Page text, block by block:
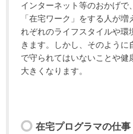
インターネット等のおかげで
「在宅ワーク」をする人が
れぞれのライフスタイルや環
きます。しかし、そのよう
で守られてはいないことや
大きくなります。
在宅プログラマの仕事